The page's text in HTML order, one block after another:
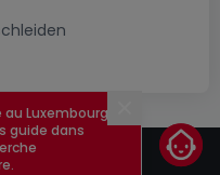
Fermer
Luxembourg !
guide dans